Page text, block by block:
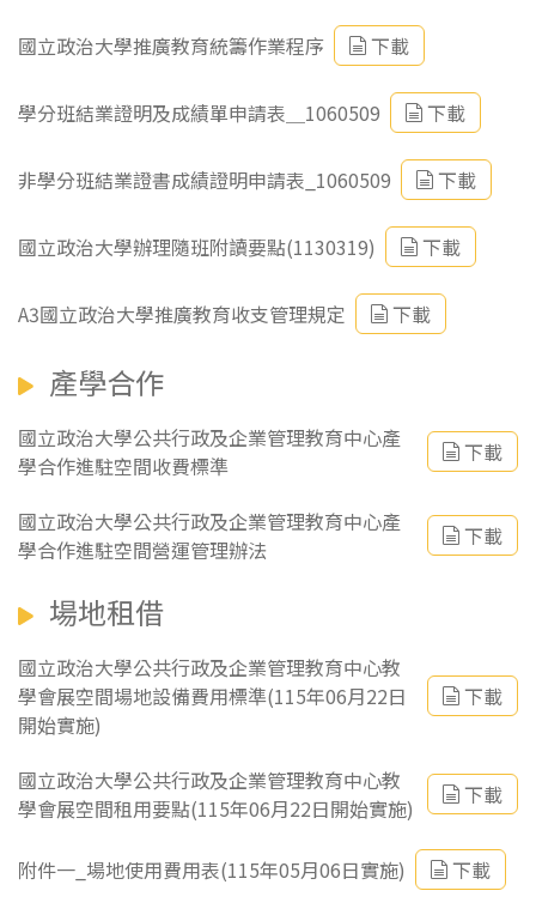
國立政治大學推廣教育統籌作業程序 下載
學分班結業證明及成績單申請表＿1060509 下載
非學分班結業證書成績證明申請表_1060509 下載
國立政治大學辦理隨班附讀要點(1130319) 下載
A3國立政治大學推廣教育收支管理規定 下載
產學合作
國立政治大學公共行政及企業管理教育中心產
學合作進駐空間收費標準
下載
國立政治大學公共行政及企業管理教育中心產
學合作進駐空間營運管理辦法
下載
場地租借
國立政治大學公共行政及企業管理教育中心教
學會展空間場地設備費用標準(115年06月22日
開始實施)
下載
國立政治大學公共行政及企業管理教育中心教
學會展空間租用要點(115年06月22日開始實施)
下載
附件一_場地使用費用表(115年05月06日實施) 下載